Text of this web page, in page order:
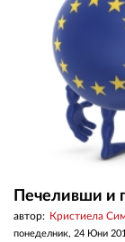
Печеливши и
автор: Кристиела
понеделник, 24 Юни